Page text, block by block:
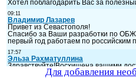
Для добавления